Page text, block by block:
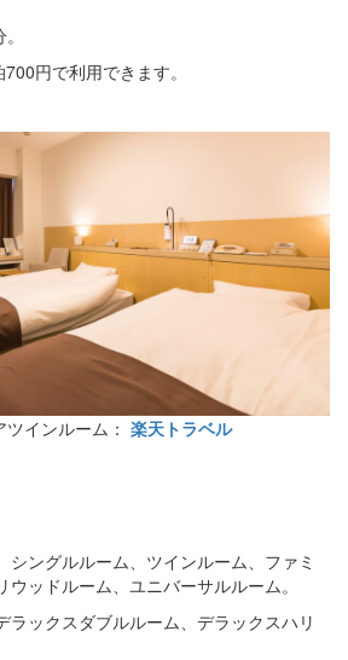
円で利用できます。
インルーム： 楽天トラベル
シングルルーム、ツインルーム、ファミ
ウッドルーム、ユニバーサルルーム。
ラックスダブルルーム、デラックスハリ